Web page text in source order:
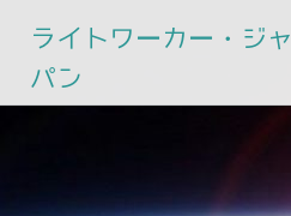
ライトワーカー・ジャ
パン